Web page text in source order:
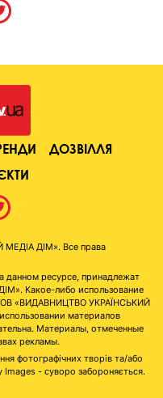
ДОЗВІЛЛЯ
ДІМ». Все права
данном ресурсе, принадлежат
Какое-либо использование
«ВИДАВНИЦТВО УКРАЇНСЬКИЙ
материалов
Материалы, отмеченные
рекламы.
фотографічних творів та/або
Images - суворо забороняється.